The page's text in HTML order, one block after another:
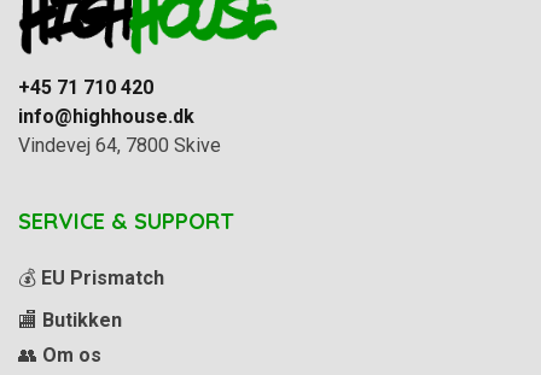
+45 71 710 420
info@highhouse.dk
Vindevej 64, 7800 Skive
SERVICE & SUPPORT
💰 EU Prismatch
🏬 Butikken
👥 Om os